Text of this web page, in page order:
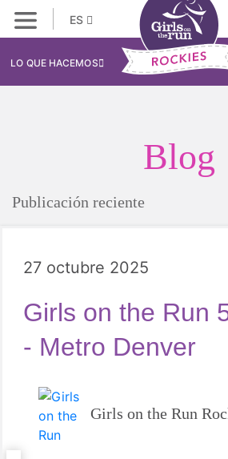
ES
LO QUE HACEMOS
Blog
Publicación reciente
27 octubre 2025
Girls on the Run
- Metro Denver
Girls on the Run